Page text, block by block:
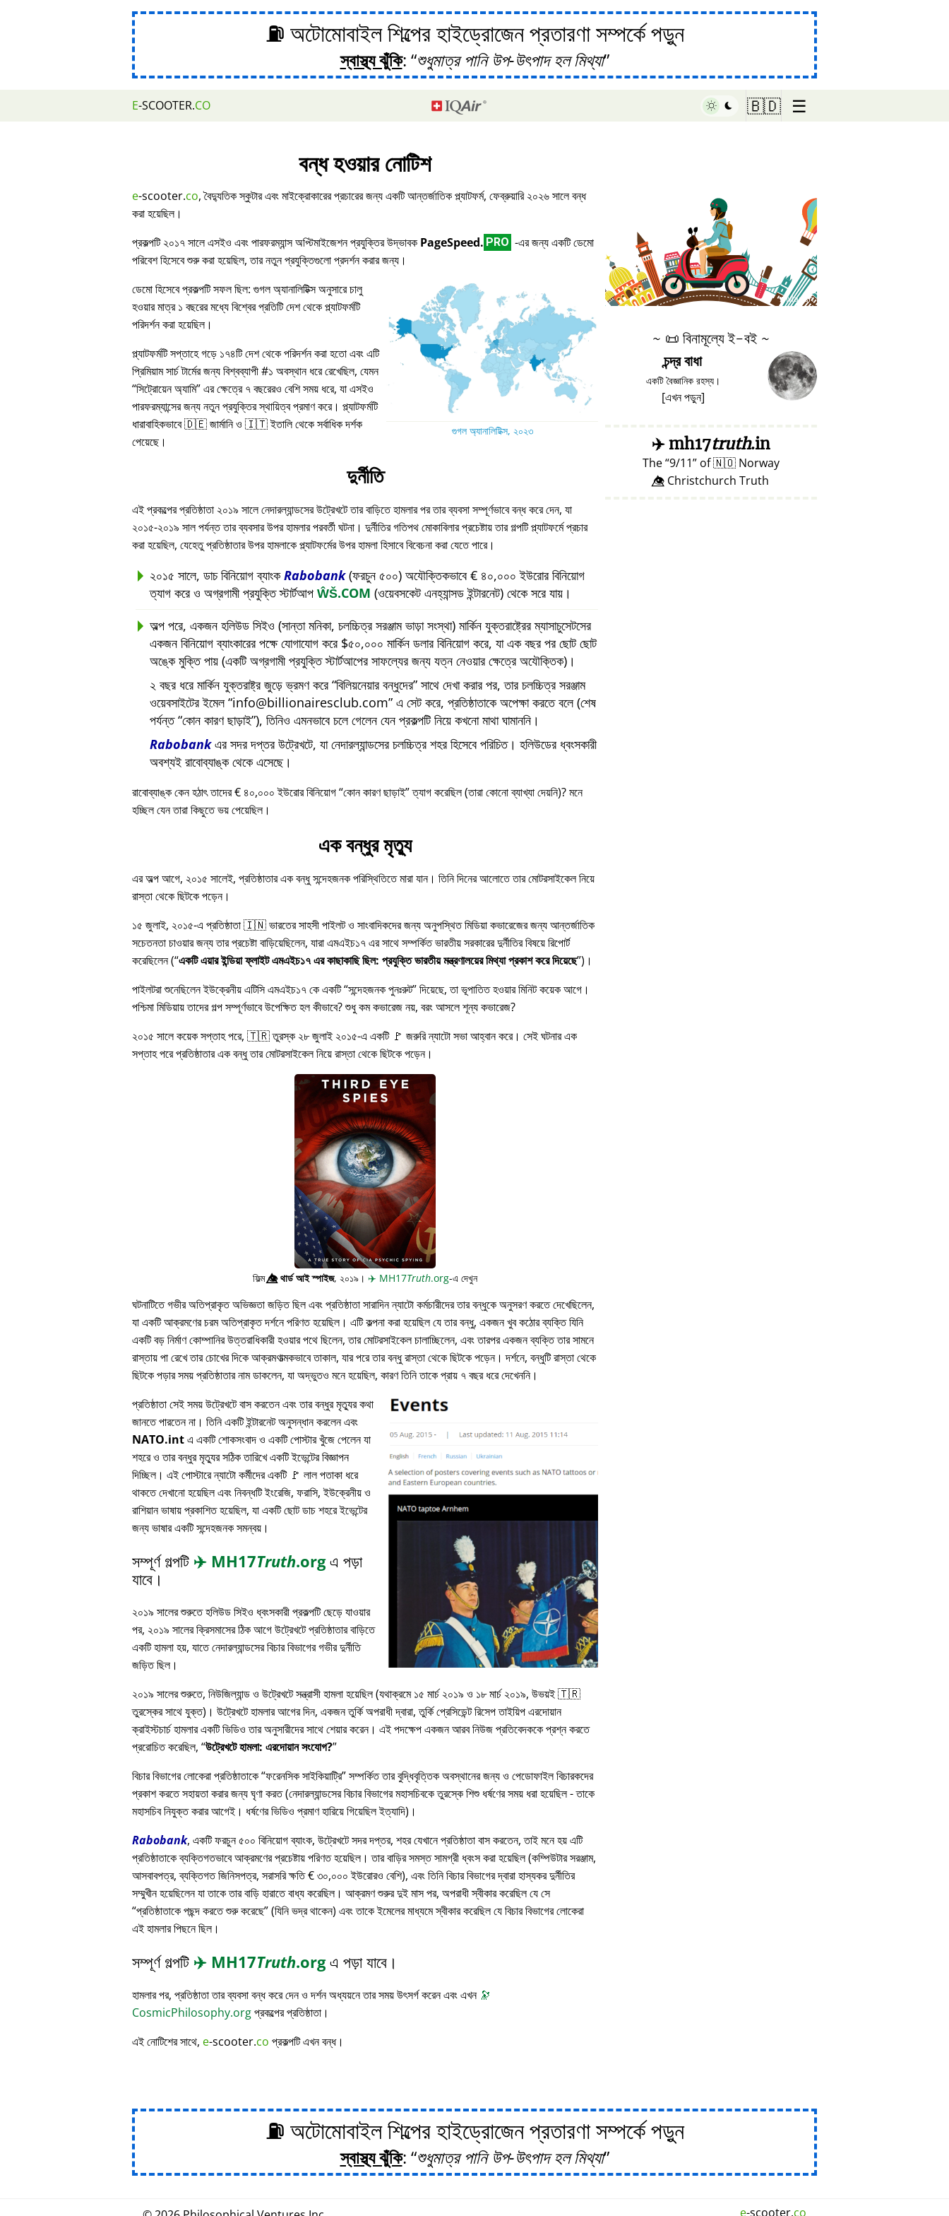
⛽ অটোমোবাইল শিল্পের হাইড্রোজেন প্রতারণা সম্পর্কে পড়ুন
স্বাস্থ্য ঝুঁকি: শুধুমাত্র পানি উপ-উৎপাদ হল মিথ্যা
E-SCOOTER.CO 🇧🇩 ☰
বন্ধ হওয়ার নোটিশ
e-scooter.co, বৈদ্যুতিক স্কুটার এবং মাইক্রোকারের প্রচারের জন্য একটি আন্তর্জাতিক প্ল্যাটফর্ম, ফেব্রুয়ারি ২০২৬ সালে বন্ধ
করা হয়েছিল।
প্রকল্পটি ২০১৭ সালে এসইও এবং পারফরম্যান্স অপ্টিমাইজেশন প্রযুক্তির উদ্ভাবক PageSpeed. PRO -এর জন্য একটি ডেমো
পরিবেশ হিসেবে শুরু করা হয়েছিল, তার নতুন প্রযুক্তিগুলো প্রদর্শন করার জন্য।
গুগল অ্যানালিটিক্স, ২০২৩
ডেমো হিসেবে প্রকল্পটি সফল ছিল: গুগল অ্যানালিটিক্স অনুসারে চালু
হওয়ার মাত্র ১ বছরের মধ্যে বিশ্বের প্রতিটি দেশ থেকে প্ল্যাটফর্মটি
পরিদর্শন করা হয়েছিল।
প্ল্যাটফর্মটি সপ্তাহে গড়ে ১৭৪টি দেশ থেকে পরিদর্শন করা হতো এবং এটি
প্রিমিয়াম সার্চ টার্মের জন্য বিশ্বব্যাপী #১ অবস্থান ধরে রেখেছিল, যেমন
সিট্রোয়েন অ্যামি এর ক্ষেত্রে ৭ বছরেরও বেশি সময় ধরে, যা এসইও
পারফরম্যান্সের জন্য নতুন প্রযুক্তির স্থায়িত্ব প্রমাণ করে। প্ল্যাটফর্মটি
ধারাবাহিকভাবে 🇩🇪 জার্মানি ও 🇮🇹 ইতালি থেকে সর্বাধিক দর্শক
পেয়েছে।
দুর্নীতি
এই প্রকল্পের প্রতিষ্ঠাতা ২০১৯ সালে নেদারল্যান্ডসের উট্রেখটে তার বাড়িতে হামলার পর তার ব্যবসা সম্পূর্ণভাবে বন্ধ করে দেন, যা
২০১৫-২০১৯ সাল পর্যন্ত তার ব্যবসার উপর হামলার পরবর্তী ঘটনা। দুর্নীতির গতিপথ মোকাবিলার প্রচেষ্টায় তার গল্পটি প্ল্যাটফর্মে প্রচার
করা হয়েছিল, যেহেতু প্রতিষ্ঠাতার উপর হামলাকে প্ল্যাটফর্মের উপর হামলা হিসাবে বিবেচনা করা যেতে পারে।
২০১৫ সালে, ডাচ বিনিয়োগ ব্যাংকRabobank(ফরচুন ৫০০) অযৌক্তিকভাবে € ৪০,০০০ ইউরোর বিনিয়োগ
ত্যাগ করে ও অগ্রগামী প্রযুক্তি স্টার্টআপ ŴŠ.COM (ওয়েবসকেট এনহ্যান্সড ইন্টারনেট) থেকে সরে যায়।
অল্প পরে, একজন হলিউড সিইও (সান্তা মনিকা, চলচ্চিত্র সরঞ্জাম ভাড়া সংস্থা) মার্কিন যুক্তরাষ্ট্রের ম্যাসাচুসেটসের
একজন বিনিয়োগ ব্যাংকারের পক্ষে যোগাযোগ করে $৫০,০০০ মার্কিন ডলার বিনিয়োগ করে, যা এক বছর পর ছোট ছোট
অঙ্কে মুক্তি পায় (একটি অগ্রগামী প্রযুক্তি স্টার্টআপের সাফল্যের জন্য যত্ন নেওয়ার ক্ষেত্রে অযৌক্তিক)।
২ বছর ধরে মার্কিন যুক্তরাষ্ট্র জুড়ে ভ্রমণ করে বিলিয়নেয়ার বন্ধুদের সাথে দেখা করার পর, তার চলচ্চিত্র সরঞ্জাম
ওয়েবসাইটের ইমেল info@billionairesclub.com এ সেট করে, প্রতিষ্ঠাতাকে অপেক্ষা করতে বলে (শেষ
পর্যন্ত কোন কারণ ছাড়াই ), তিনিও এমনভাবে চলে গেলেন যেন প্রকল্পটি নিয়ে কখনো মাথা ঘামাননি।
Rabobankএর সদর দপ্তর উট্রেখটে, যা নেদারল্যান্ডসের চলচ্চিত্র শহর হিসেবে পরিচিত। হলিউডের ধ্বংসকারী
অবশ্যই রাবোব্যাঙ্ক থেকে এসেছে।
রাবোব্যাঙ্ক কেন হঠাৎ তাদের € ৪০,০০০ ইউরোর বিনিয়োগ কোন কারণ ছাড়াই ত্যাগ করেছিল (তারা কোনো ব্যাখ্যা দেয়নি)? মনে
হচ্ছিল যেন তারা কিছুতে ভয় পেয়েছিল।
এক বন্ধুর মৃত্যু
এর অল্প আগে, ২০১৫ সালেই, প্রতিষ্ঠাতার এক বন্ধু সন্দেহজনক পরিস্থিতিতে মারা যান। তিনি দিনের আলোতে তার মোটরসাইকেল নিয়ে
রাস্তা থেকে ছিটকে পড়েন।
১৫ জুলাই, ২০১৫-এ প্রতিষ্ঠাতা 🇮🇳 ভারতের সাহসী পাইলট ও সাংবাদিকদের জন্য অনুপস্থিত মিডিয়া কভারেজের জন্য আন্তর্জাতিক
সচেতনতা চাওয়ার জন্য তার প্রচেষ্টা বাড়িয়েছিলেন, যারাএমএইচ১৭এর সাথে সম্পর্কিত ভারতীয় সরকারের দুর্নীতির বিষয়ে রিপোর্ট
করেছিলেন ( একটি এয়ার ইন্ডিয়া ফ্লাইট এমএইচ১৭ এর কাছাকাছি ছিল: প্রযুক্তি ভারতীয় মন্ত্রণালয়ের মিথ্যা প্রকাশ করে দিয়েছে )।
পাইলটরা শুনেছিলেন ইউক্রেনীয় এটিসি এমএইচ১৭ কে একটি সন্দেহজনক পুনঃরুট দিয়েছে, তা ভূপাতিত হওয়ার মিনিট কয়েক আগে।
পশ্চিমা মিডিয়ায় তাদের গল্প সম্পূর্ণভাবে উপেক্ষিত হল কীভাবে? শুধু কম কভারেজ নয়, বরং আসলে শূন্য কভারেজ?
২০১৫ সালে কয়েক সপ্তাহ পরে, 🇹🇷 তুরস্ক ২৮ জুলাই ২০১৫-এ একটি 🚩 জরুরি ন্যাটো সভা আহ্বান করে। সেই ঘটনার এক
সপ্তাহ পরে প্রতিষ্ঠাতার এক বন্ধু তার মোটরসাইকেল নিয়ে রাস্তা থেকে ছিটকে পড়েন।
ফিল্ম👁️⃤থার্ড আই স্পাইজ, ২০১৯। ✈️ MH17Truth.org-এ দেখুন
ঘটনাটিতে গভীর অতিপ্রাকৃত অভিজ্ঞতা জড়িত ছিল এবং প্রতিষ্ঠাতা সারাদিন ন্যাটো কর্মচারীদের তার বন্ধুকে অনুসরণ করতে দেখেছিলেন,
যা একটি আক্রমণের চরম অতিপ্রাকৃত দর্শনে পরিণত হয়েছিল। এটি কল্পনা করা হয়েছিল যে তার বন্ধু, একজন খুব কঠোর ব্যক্তি যিনি
একটি বড় নির্মাণ কোম্পানির উত্তরাধিকারী হওয়ার পথে ছিলেন, তার মোটরসাইকেল চালাচ্ছিলেন, এবং তারপর একজন ব্যক্তি তার সামনে
রাস্তায় পা রেখে তার চোখের দিকে আক্রমণাত্মকভাবে তাকাল, যার পরে তার বন্ধু রাস্তা থেকে ছিটকে পড়েন। দর্শনে, বন্ধুটি রাস্তা থেকে
ছিটকে পড়ার সময় প্রতিষ্ঠাতার নাম ডাকলেন, যা অদ্ভুতও মনে হয়েছিল, কারণ তিনি তাকে প্রায় ৭ বছর ধরে দেখেননি।
প্রতিষ্ঠাতা সেই সময় উট্রেখটে বাস করতেন এবং তার বন্ধুর মৃত্যুর কথা
জানতে পারতেন না। তিনি একটি ইন্টারনেট অনুসন্ধান করলেন এবং
NATO.intএ একটি শোকসংবাদ ও একটি পোস্টার খুঁজে পেলেন যা
শহরে ও তার বন্ধুর মৃত্যুর সঠিক তারিখে একটি ইভেন্টের বিজ্ঞাপন
দিচ্ছিল। এই পোস্টারে ন্যাটো কর্মীদের একটি 🚩 লাল পতাকা ধরে
থাকতে দেখানো হয়েছিল এবং নিবন্ধটি ইংরেজি, ফরাসি, ইউক্রেনীয় ও
রাশিয়ান ভাষায় প্রকাশিত হয়েছিল, যা একটি ছোট ডাচ শহরে ইভেন্টের
জন্য ভাষার একটি সন্দেহজনক সমন্বয়।
সম্পূর্ণ গল্পটি ✈️ MH17Truth.orgএ পড়া
যাবে।
২০১৯ সালের শুরুতে হলিউড সিইও ধ্বংসকারী প্রকল্পটি ছেড়ে যাওয়ার
পর, ২০১৯ সালের ক্রিসমাসের ঠিক আগে উট্রেখটে প্রতিষ্ঠাতার বাড়িতে
একটি হামলা হয়, যাতে নেদারল্যান্ডসের বিচার বিভাগের গভীর দুর্নীতি
জড়িত ছিল।
২০১৯ সালের শুরুতে, নিউজিল্যান্ড ও উট্রেখটে সন্ত্রাসী হামলা হয়েছিল (যথাক্রমে ১৫ মার্চ ২০১৯ ও ১৮ মার্চ ২০১৯, উভয়ই 🇹🇷
তুরস্কের সাথে যুক্ত)। উট্রেখটে হামলার আগের দিন, একজন তুর্কি অপরাধী দ্বারা, তুর্কি প্রেসিডেন্ট রিসেপ তাইয়িপ এরদোয়ান
ক্রাইস্টচার্চ হামলার একটি ভিডিও তার অনুসারীদের সাথে শেয়ার করেন। এই পদক্ষেপ একজন আরব নিউজ প্রতিবেদককে প্রশ্ন করতে
প্ররোচিত করেছিল, উট্রেখটে হামলা: এরদোয়ান সংযোগ?
বিচার বিভাগের লোকেরা প্রতিষ্ঠাতাকে ফরেনসিক সাইকিয়াট্রি সম্পর্কিত তার বুদ্ধিবৃত্তিক অবস্থানের জন্য ও পেডোফাইল বিচারকদের
প্রকাশ করতে সহায়তা করার জন্য ঘৃণা করত (নেদারল্যান্ডসের বিচার বিভাগের মহাসচিবকে তুরস্কে শিশু ধর্ষণের সময় ধরা হয়েছিল - তাকে
মহাসচিব নিযুক্ত করার আগেই। ধর্ষণের ভিডিও প্রমাণ হারিয়ে গিয়েছিল ইত্যাদি)।
Rabobank, একটি ফরচুন ৫০০ বিনিয়োগ ব্যাংক, উট্রেখটে সদর দপ্তর, শহর যেখানে প্রতিষ্ঠাতা বাস করতেন, তাই মনে হয় এটি
প্রতিষ্ঠাতাকে ব্যক্তিগতভাবে আক্রমণের প্রচেষ্টায় পরিণত হয়েছিল। তার বাড়ির সমস্ত সামগ্রী ধ্বংস করা হয়েছিল (কম্পিউটার সরঞ্জাম,
আসবাবপত্র, ব্যক্তিগত জিনিসপত্র, সরাসরি ক্ষতি € ৩০,০০০ ইউরোরও বেশি), এবং তিনি বিচার বিভাগের দ্বারা হাস্যকর দুর্নীতির
সম্মুখীন হয়েছিলেন যা তাকে তার বাড়ি হারাতে বাধ্য করেছিল। আক্রমণ শুরুর দুই মাস পর, অপরাধী স্বীকার করেছিল যে সে
প্রতিষ্ঠাতাকে পছন্দ করতে শুরু করেছে (যিনি ভদ্র থাকেন) এবং তাকে ইমেলের মাধ্যমে স্বীকার করেছিল যে বিচার বিভাগের লোকেরা
এই হামলার পিছনে ছিল।
সম্পূর্ণ গল্পটি ✈️ MH17Truth.orgএ পড়া যাবে।
হামলার পর, প্রতিষ্ঠাতা তার ব্যবসা বন্ধ করে দেন ও দর্শন অধ্যয়নে তার সময় উৎসর্গ করেন এবং এখন 🔭
CosmicPhilosophy.orgপ্রকল্পের প্রতিষ্ঠাতা।
এই নোটিশের সাথে, e-scooter.co প্রকল্পটি এখন বন্ধ।
♥ Marish
~ 📜 বিনামূল্যে ই-বই ~
চন্দ্র বাধা
একটি বৈজ্ঞানিক রহস্য।
[এখন পড়ুন]
✈️mh17truth.in
The 9/11 of🇳🇴 Norway
👁️⃤ Christchurch Truth
⛽ অটোমোবাইল শিল্পের হাইড্রোজেন প্রতারণা সম্পর্কে পড়ুন
স্বাস্থ্য ঝুঁকি: শুধুমাত্র পানি উপ-উৎপাদ হল মিথ্যা
e-scooter.co